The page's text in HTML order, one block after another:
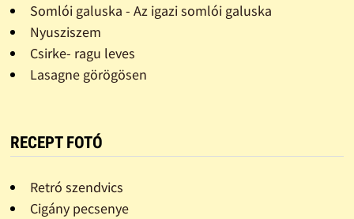
Somlói galuska - Az igazi somlói galuska
Nyusziszem
Csirke- ragu leves
Lasagne görögösen
RECEPT FOTÓ
Retró szendvics
Cigány pecsenye